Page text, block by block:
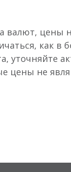
валют, цены
как в
уточняйте
цены не